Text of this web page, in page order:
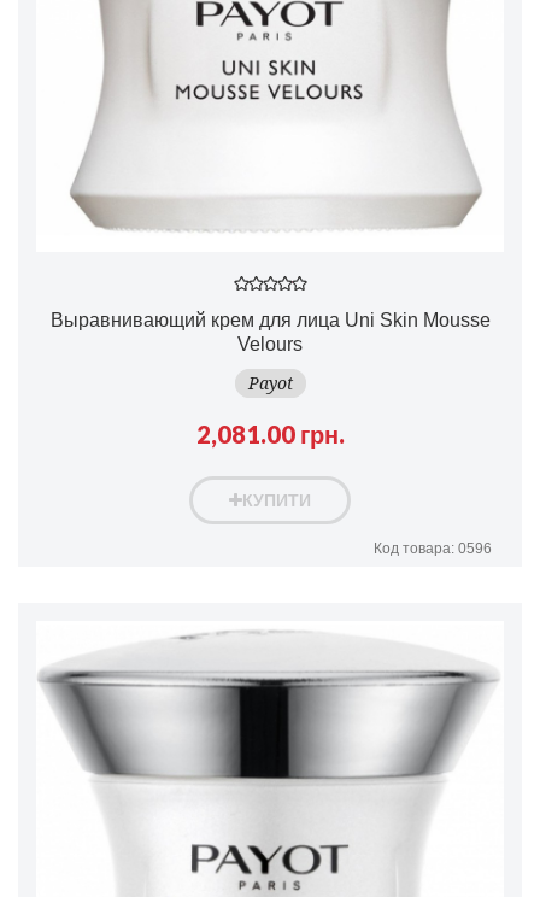
Выравнивающий крем для лица Uni Skin Mousse
Velours
Payot
2,081.00 грн.
КУПИТИ
Код товара: 0596